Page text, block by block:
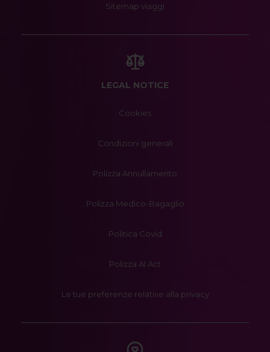
Sitemap viaggi
LEGAL NOTICE
Cookies
Condizioni generali
Polizza Annullamento
Polizza Medico-Bagaglio
Politica Covid
Polizza AI Act
Le tue preferenze relative alla privacy